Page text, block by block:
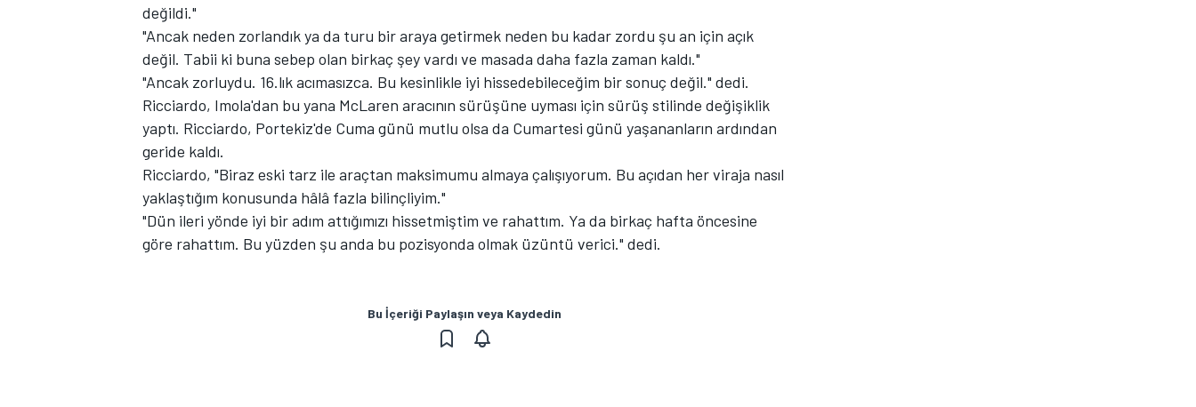
değildi."
"Ancak neden zorlandık ya da turu bir araya getirmek neden bu kadar zordu şu an için açık
değil. Tabii ki buna sebep olan birkaç şey vardı ve masada daha fazla zaman kaldı."
"Ancak zorluydu. 16.lık acımasızca. Bu kesinlikle iyi hissedebileceğim bir sonuç değil." dedi.
Ricciardo, Imola'dan bu yana McLaren aracının sürüşüne uyması için sürüş stilinde değişiklik
yaptı. Ricciardo, Portekiz'de Cuma günü mutlu olsa da Cumartesi günü yaşananların ardından
geride kaldı.
Ricciardo, "Biraz eski tarz ile araçtan maksimumu almaya çalışıyorum. Bu açıdan her viraja nasıl
yaklaştığım konusunda hâlâ fazla bilinçliyim."
"Dün ileri yönde iyi bir adım attığımızı hissetmiştim ve rahattım. Ya da birkaç hafta öncesine
göre rahattım. Bu yüzden şu anda bu pozisyonda olmak üzüntü verici." dedi.
Bu İçeriği Paylaşın veya Kaydedin